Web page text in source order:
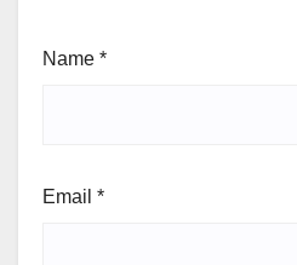
Name *
Email *